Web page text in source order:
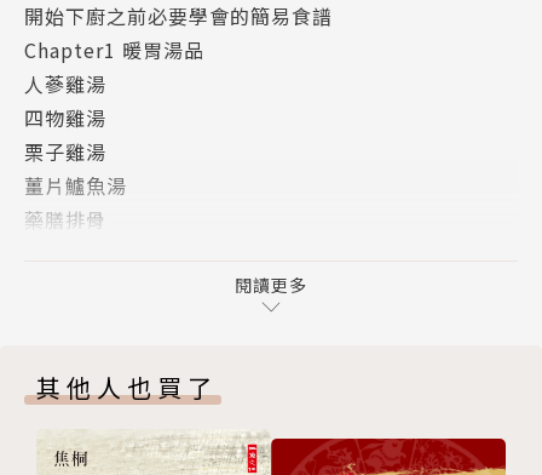
養生料理不見得是難以下嚥的苦澀食材，許多當令食材
更是新鮮美味的基礎養生食材！
有了這一本，發現日常調理照料身體，沒想像中這麼
難！
開始下廚之前必要學會的簡易食譜
Chapter1 暖胃湯品
人蔘雞湯
四物雞湯
栗子雞湯
薑片鱸魚湯
藥膳排骨
麻油蛋花湯
排骨紅棗柿餅湯
青木瓜排骨湯
閱讀更多
其他人也買了